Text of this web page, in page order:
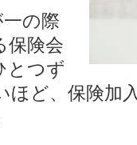
の際
保険会
とつず
ど、保険加